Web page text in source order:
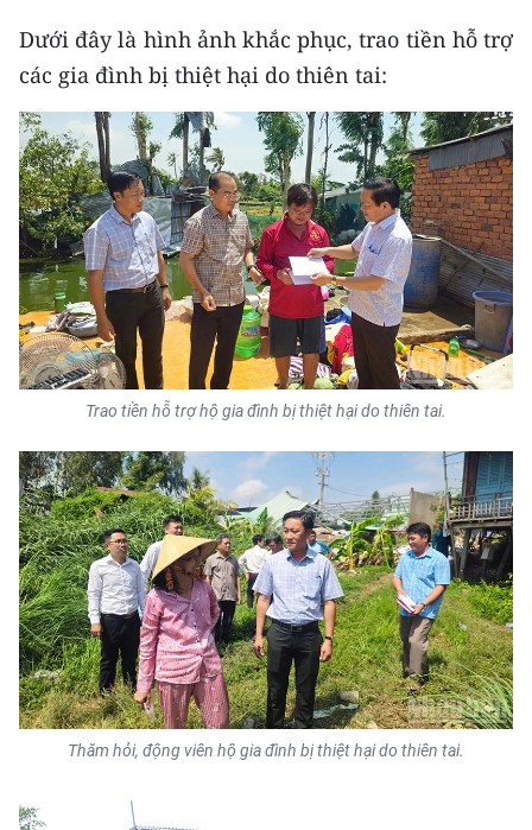
Media Y tế
Media Khoa học - Công nghệ
Media Môi trường
Ảnh
Infographic
TIN MỚI
TIN ĐỊA PHƯƠNG
Đồng bằng sông Hồng
Bắc Trung Bộ
Duyên hải Nam Trung Bộ và Tây
Nguyên
Đông Nam Bộ
Đồng bằng sông Cửu Long
Dưới đây là hình ảnh khắc phục, trao tiền hỗ trợ
các gia đình bị thiệt hại do thiên tai:
Trao tiền hỗ trợ hộ gia đình bị thiệt hại do thiên tai.
Thăm hỏi, động viên hộ gia đình bị thiệt hại do thiên tai.